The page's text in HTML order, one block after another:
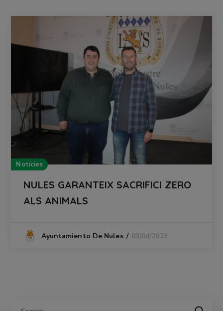
Notícies
NULES GARANTEIX SACRIFICI ZERO
ALS ANIMALS
Ayuntamiento De Nules 03/04/2023